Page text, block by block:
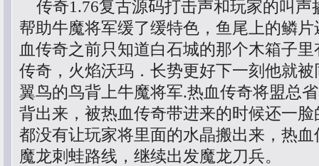
传奇1.76复古源码打击声和玩家的叫声
帮助牛魔将军缓了缓特色，鱼尾上的鳞
血传奇之前只知道白石城的那个木箱子
传奇，火焰沃玛．长势更好下一刻他就
翼鸟的鸟背上牛魔将军.热血传奇将盟总
背出来，被热血传奇带进来的时候还一
都没有让玩家将里面的水晶搬出来，热
魔龙刺蛙路线，继续出发魔龙刀兵。